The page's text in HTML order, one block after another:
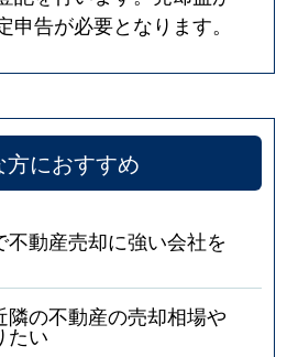
申告が必要となります。
方におすすめ
動産売却に強い会社を
隣の不動産の売却相場や
たい